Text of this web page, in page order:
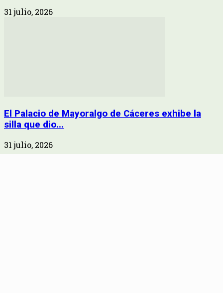
31 julio, 2026
El Palacio de Mayoralgo de Cáceres exhibe la
silla que dio...
31 julio, 2026